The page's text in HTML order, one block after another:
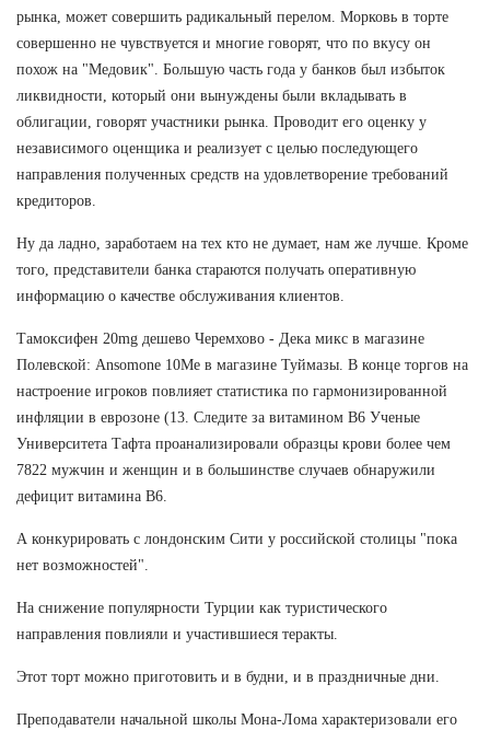
рынка, может совершить радикальный перелом. Морковь в торте
совершенно не чувствуется и многие говорят, что по вкусу он
похож на "Медовик". Большую часть года у банков был избыток
ликвидности, который они вынуждены были вкладывать в
облигации, говорят участники рынка. Проводит его оценку у
независимого оценщика и реализует с целью последующего
направления полученных средств на удовлетворение требований
кредиторов.
Ну да ладно, заработаем на тех кто не думает, нам же лучше. Кроме
того, представители банка стараются получать оперативную
информацию о качестве обслуживания клиентов.
Тамоксифен 20mg дешево Черемхово - Дека микс в магазине
Полевской: Ansomone 10Me в магазине Туймазы. В конце торгов на
настроение игроков повлияет статистика по гармонизированной
инфляции в еврозоне (13. Следите за витамином В6 Ученые
Университета Тафта проанализировали образцы крови более чем
7822 мужчин и женщин и в большинстве случаев обнаружили
дефицит витамина В6.
А конкурировать с лондонским Сити у российской столицы "пока
нет возможностей".
На снижение популярности Турции как туристического
направления повлияли и участившиеся теракты.
Этот торт можно приготовить и в будни, и в праздничные дни.
Преподаватели начальной школы Мона-Лома характеризовали его